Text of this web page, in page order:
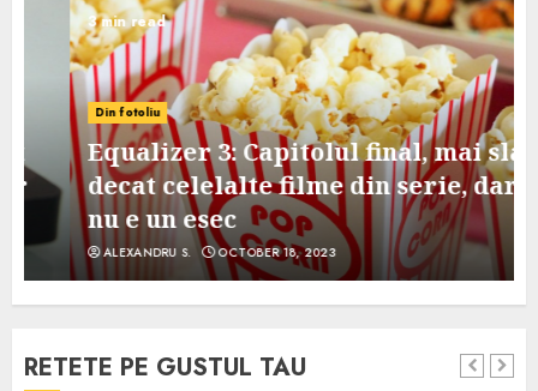
3 min read
Din fotoliu
Equalizer 3: Capitolul final, mai slab
decat celelalte filme din serie, dar
nu e un esec
ALEXANDRU S. OCTOBER 18, 2023
RETETE PE GUSTUL TAU